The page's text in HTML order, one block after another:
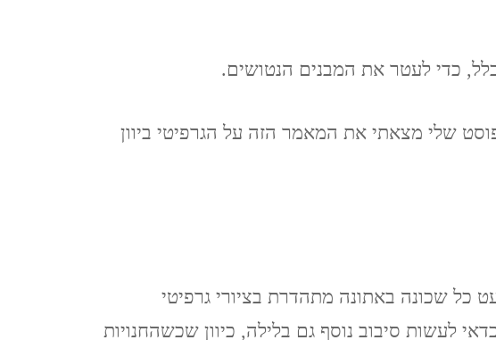
כדי לעטר את המבנים הנטושים.
שלי מצאתי את המאמר הזה על הגרפיטי ביוון
כל שכונה באתונה מתהדרת בציורי גרפיטי
לעשות סיבוב נוסף גם בלילה, כיוון שכשהחנויות